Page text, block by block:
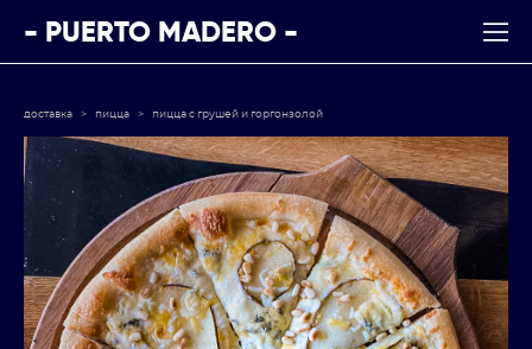
- PUERTO MADERO -
доставка > пицца > пицца с грушей и горгонзолой